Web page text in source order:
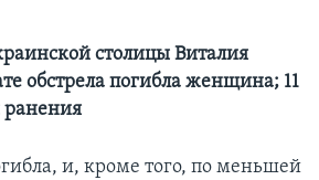
столицы Виталия
обстрела погибла женщина; 11
ранения
и, кроме того, по меньшей